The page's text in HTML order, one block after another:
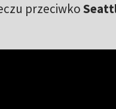
przeciwko